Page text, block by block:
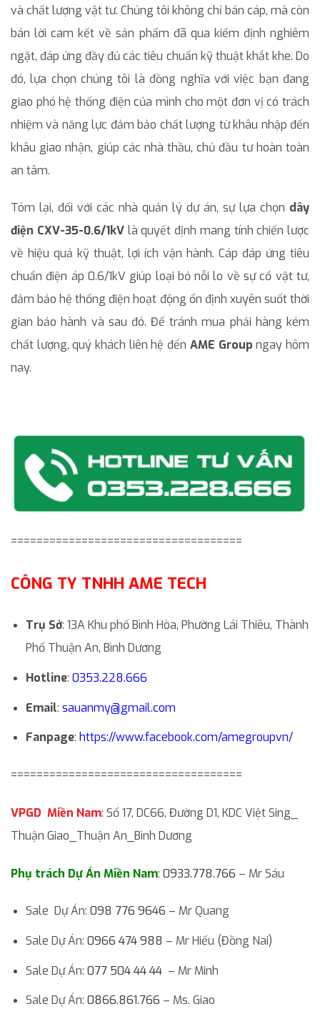
và chất lượng vật tư. Chúng tôi không chỉ bán cáp, mà còn
bán lời cam kết về sản phẩm đã qua kiểm định nghiêm
ngặt, đáp ứng đầy đủ các tiêu chuẩn kỹ thuật khắt khe. Do
đó, lựa chọn chúng tôi là đồng nghĩa với việc bạn đang
giao phó hệ thống điện của mình cho một đơn vị có trách
nhiệm và năng lực đảm bảo chất lượng từ khâu nhập đến
khâu giao nhận, giúp các nhà thầu, chủ đầu tư hoàn toàn
an tâm.
Tóm lại, đối với các nhà quản lý dự án, sự lựa chọn dây
điện CXV-35-0.6/1kVlà quyết định mang tính chiến lược
về hiệu quả kỹ thuật, lợi ích vận hành. Cáp đáp ứng tiêu
chuẩn điện áp 0.6/1kV giúp loại bỏ nỗi lo về sự cố vật tư,
đảm bảo hệ thống điện hoạt động ổn định xuyên suốt thời
gian bảo hành và sau đó. Để tránh mua phải hàng kém
chất lượng, quý khách liên hệ đến AME Group ngay hôm
nay.
====================================
CÔNG TY TNHH AME TECH
Trụ Sở: 13A Khu phố Bình Hòa, Phường Lái Thiêu, Thành
Phố Thuận An, Bình Dương
Hotline: 0353.228.666
Email: sauanmy@gmail.com
Fanpage: https://www.facebook.com/amegroupvn/
====================================
VPGD Miền Nam: Số 17, DC66, Đường D1, KDC Việt Sing_
Thuận Giao_Thuận An_Bình Dương
Phụ trách Dự Án Miền Nam: 0933.778.766 – Mr Sáu
Sale Dự Án: 098 776 9646 – Mr Quang
Sale Dự Án: 0966 474 988 – Mr Hiếu (Đồng Nai)
Sale Dự Án: 077 504 44 44– Mr Minh
Sale Dự Án: 0866.861.766 – Ms. Giao